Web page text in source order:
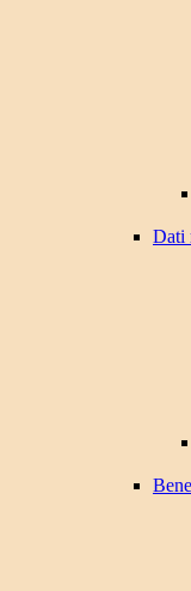
Dati